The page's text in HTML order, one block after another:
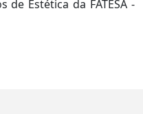
de Estética da FATESA -